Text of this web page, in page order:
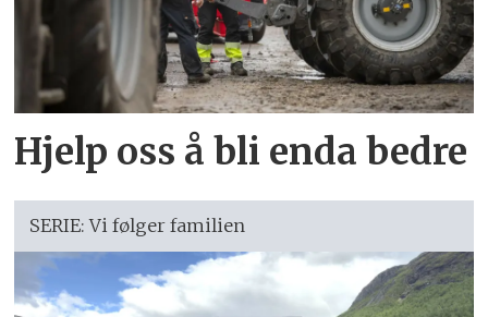
Hjelp oss å bli enda bedre
SERIE: Vi følger familien